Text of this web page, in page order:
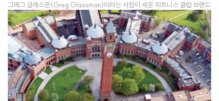
그래그 글래스먼(Greg Glassman)이라는 사람이 세운 피트니스 클럽 브랜드
입니다. 글래스먼은 크로스핏 헌장(Crossfit Foundation)에서 크로스핏을 다
음과 같이 정의하였습니다. 크로스핏은 어느 한 분야에 특화된 피트니스 프로그
램이 아니다. 10가지 영역의 육체능력을 골고루 극대화하려는 시도이다. 이 열
가지 능력에는 심폐지구력, 최대근력, 유연성, 협응력, 민첩성, 균형감각, 정확
성, 파워, 스태미너, 속도가 들어간다. 여기에서 언급한 10가지 능력을 기르기
위해 "지속적이고 다양한 고강도 기능성 운동"을 요구하고 있어요...